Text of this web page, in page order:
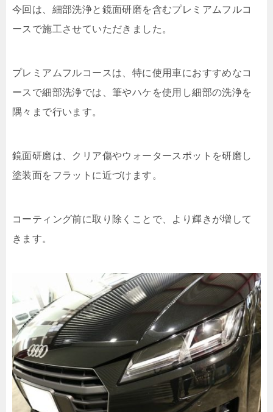
今回は、細部洗浄と鏡面研磨を含むプレミアムフルコ
ースで施工させていただきました。
プレミアムフルコースは、特に使用車におすすめなコ
ースで細部洗浄では、筆やハケを使用し細部の洗浄を
隅々まで行います。
鏡面研磨は、クリア傷やウォータースポットを研磨し
塗装面をフラットに近づけます。
コーティング前に取り除くことで、より輝きが増して
きます。